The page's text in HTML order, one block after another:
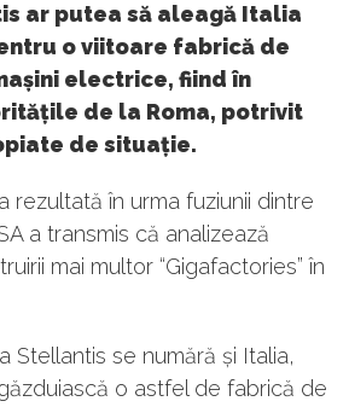
ar putea să aleagă Italia
o viitoare fabrică de
electrice, fiind în
de la Roma, potrivit
de situație.
rezultată în urma fuziunii dintre
a transmis că analizează
mai multor “Gigafactories” în
Stellantis se numără și Italia,
o astfel de fabrică de